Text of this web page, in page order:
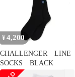
¥ 4,200
CHALLENGER LINE
SOCKS BLACK